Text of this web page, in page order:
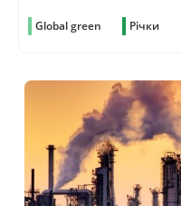
Global green Річки